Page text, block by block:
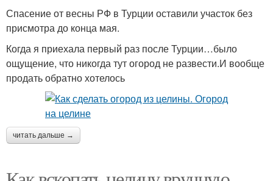
Спасение от весны РФ в Турции оставили участок без
присмотра до конца мая.
Когда я приехала первый раз после Турции…было
ощущение, что никогда тут огород не развести.И вообще
продать обратно хотелось
читать дальше →